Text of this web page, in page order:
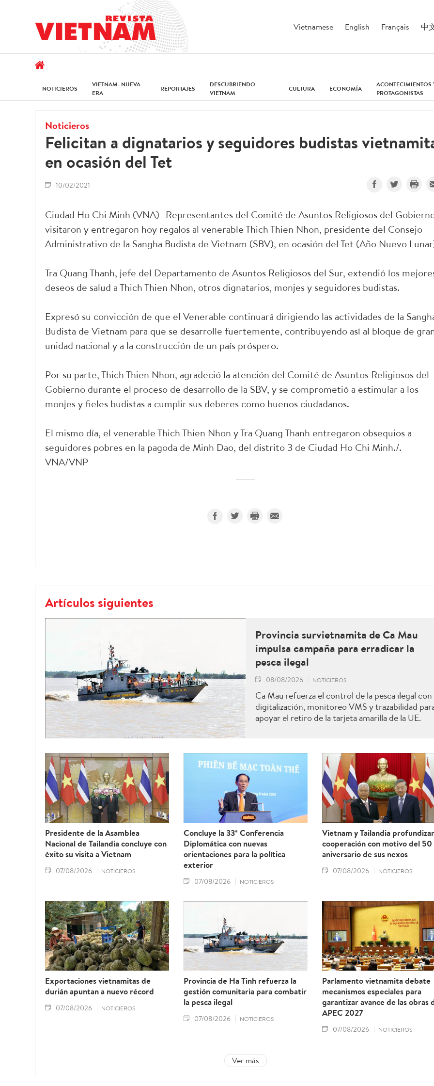
Vietnamese English Français 中
NOTICIEROS
VIETNAM- NUEVA
ERA
REPORTAJES
DESCUBRIENDO
VIETNAM
CULTURA ECONOMÍA
ACONTECIMIENTOS
PROTAGONISTAS
Noticieros
Felicitan a dignatarios y seguidores budistas
en ocasión del Tet
10/02/2021
Ciudad Ho Chi Minh (VNA)- Representantes del Comité de Asuntos Religiosos del
visitaron y entregaron hoy regalos al venerable Thich Thien Nhon, presidente del Consejo
Administrativo de la Sangha Budista de Vietnam (SBV), en ocasión del Tet (Año Nuevo
Tra Quang Thanh, jefe del Departamento de Asuntos Religiosos del Sur, extendió los
deseos de salud a Thich Thien Nhon, otros dignatarios, monjes y seguidores budistas.
Expresó su convicción de que el Venerable continuará dirigiendo las actividades de la
Budista de Vietnam para que se desarrolle fuertemente, contribuyendo así al bloque de
unidad nacional y a la construcción de un país próspero.
Por su parte, Thich Thien Nhon, agradeció la atención del Comité de Asuntos Religiosos del
Gobierno durante el proceso de desarrollo de la SBV, y se comprometió a estimular a los
monjes y fieles budistas a cumplir sus deberes como buenos ciudadanos.
El mismo día, el venerable Thich Thien Nhon y Tra Quang Thanh entregaron obsequios a
seguidores pobres en la pagoda de Minh Dao, del distrito 3 de Ciudad Ho Chi Minh./.
VNA/VNP
Artículos siguientes
Provincia survietnamita de Ca Mau
impulsa campaña para erradicar la
pesca ilegal
08/08/2026 NOTICIEROS
Ca Mau refuerza el control de la pesca ilegal con
digitalización, monitoreo VMS y trazabilidad
apoyar el retiro de la tarjeta amarilla de la UE.
Presidente de la Asamblea
Nacional de Tailandia concluye con
éxito su visita a Vietnam
07/08/2026 NOTICIEROS
Concluye la 33ª Conferencia
Diplomática con nuevas
orientaciones para la política
exterior
07/08/2026 NOTICIEROS
Vietnam y Tailandia
cooperación con motivo del 50
aniversario de sus nexos
07/08/2026 NOTICIEROS
Exportaciones vietnamitas de
durián apuntan a nuevo récord
07/08/2026 NOTICIEROS
Provincia de Ha Tinh refuerza la
gestión comunitaria para combatir
la pesca ilegal
07/08/2026 NOTICIEROS
Parlamento vietnamita debate
mecanismos especiales para
garantizar avance de las obras
APEC 2027
07/08/2026 NOTICIEROS
Ver más